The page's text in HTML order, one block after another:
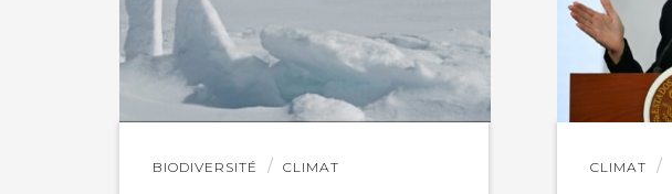
BIODIVERSITÉ CLIMAT
Lire
CLIMAT
Lire